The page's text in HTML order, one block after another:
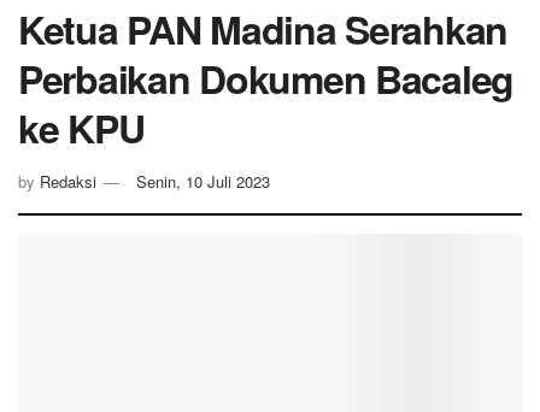
Ketua PAN Madina Serahkan
Perbaikan Dokumen Bacaleg
ke KPU
by Redaksi Senin, 10 Juli 2023